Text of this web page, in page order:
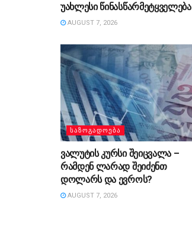
უახლესი წინასწარმეტყველება
AUGUST 7, 2026
ᲡᲐᲖᲝᲒᲐᲓᲝᲔᲑᲐ
ვალუტის კურსი შეიცვალა –
რამდენ ლარად შეიძენთ
დოლარს და ევროს?
AUGUST 7, 2026